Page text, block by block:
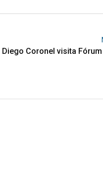
Diego Coronel visita